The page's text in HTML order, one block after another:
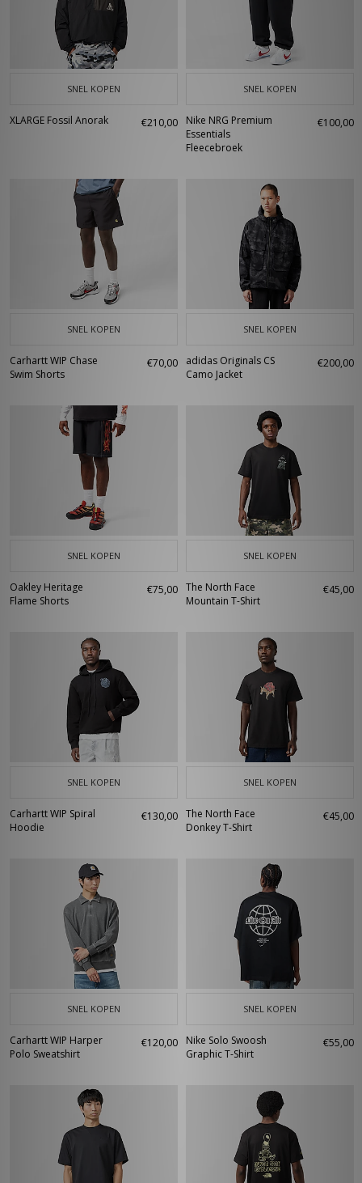
SNEL KOPEN
XLARGE Fossil Anorak €210,00
SNEL KOPEN
Nike NRG Premium
Essentials
Fleecebroek
€100,00
SNEL KOPEN
Carhartt WIP Chase
Swim Shorts
€70,00
SNEL KOPEN
adidas Originals CS
Camo Jacket
€200,00
SNEL KOPEN
Oakley Heritage
Flame Shorts
€75,00
SNEL KOPEN
The North Face
Mountain T-Shirt
€45,00
SNEL KOPEN
Carhartt WIP Spiral
Hoodie
€130,00
SNEL KOPEN
The North Face
Donkey T-Shirt
€45,00
SNEL KOPEN
Carhartt WIP Harper
Polo Sweatshirt
€120,00
SNEL KOPEN
Nike Solo Swoosh
Graphic T-Shirt
€55,00